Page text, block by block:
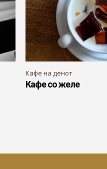
Кафе на денот
Кафе со желе